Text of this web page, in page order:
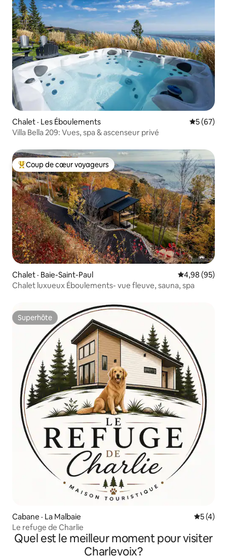
Chalet · Les Éboulements Note
5 (67)
Villa Bella 209: Vues, spa & ascenseur privé
Coup de cœur voyageurs parmi les plus aimés
Coup de cœur voyageurs
Chalet · Baie-Saint-Paul Note
4,98 (95)
Chalet luxueux Éboulements- vue fleuve, sauna, spa
Superhôte
Superhôte
Cabane · La Malbaie Note
5 (4)
Le refuge de Charlie
Quel est le meilleur moment pour visiter
Charlevoix?